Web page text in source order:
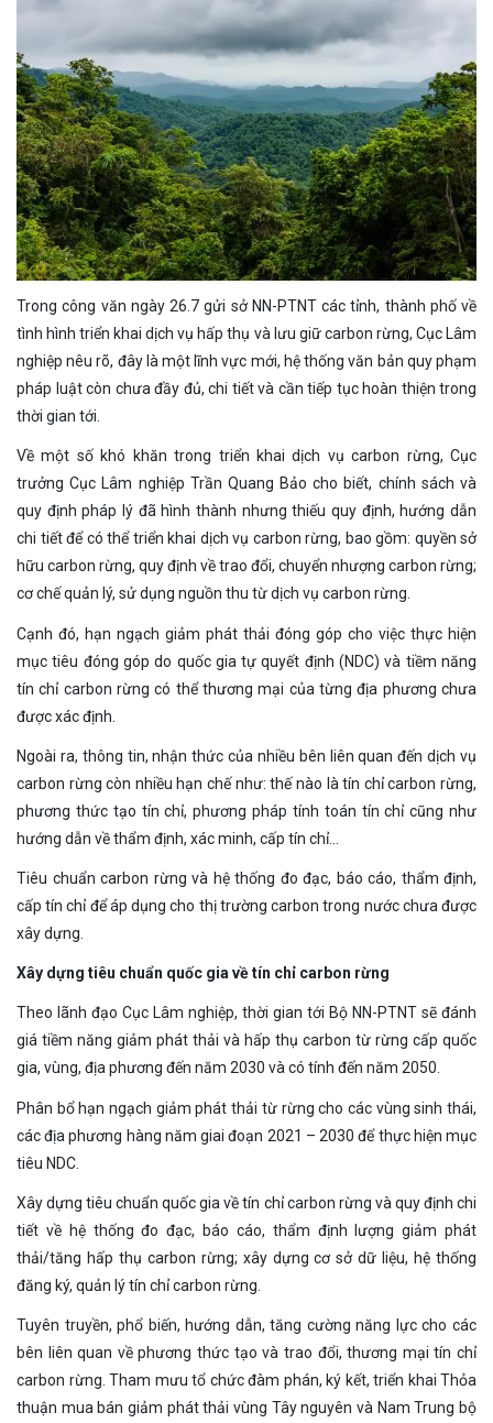
Trong công văn ngày 26.7 gửi sở NN-PTNT các tỉnh, thành phố về
tình hình triển khai dịch vụ hấp thụ và lưu giữ carbon rừng, Cục Lâm
nghiệp nêu rõ, đây là một lĩnh vực mới, hệ thống văn bản quy phạm
pháp luật còn chưa đầy đủ, chi tiết và cần tiếp tục hoàn thiện trong
thời gian tới.
Về một số khó khăn trong triển khai dịch vụ carbon rừng, Cục
trưởng Cục Lâm nghiệp Trần Quang Bảo cho biết, chính sách và
quy định pháp lý đã hình thành nhưng thiếu quy định, hướng dẫn
chi tiết để có thể triển khai dịch vụ carbon rừng, bao gồm: quyền sở
hữu carbon rừng, quy định về trao đổi, chuyển nhượng carbon rừng;
cơ chế quản lý, sử dụng nguồn thu từ dịch vụ carbon rừng.
Cạnh đó, hạn ngạch giảm phát thải đóng góp cho việc thực hiện
mục tiêu đóng góp do quốc gia tự quyết định (NDC) và tiềm năng
tín chỉ carbon rừng có thể thương mại của từng địa phương chưa
được xác định.
Ngoài ra, thông tin, nhận thức của nhiều bên liên quan đến dịch vụ
carbon rừng còn nhiều hạn chế như: thế nào là tín chỉ carbon rừng,
phương thức tạo tín chỉ, phương pháp tính toán tín chỉ cũng như
hướng dẫn về thẩm định, xác minh, cấp tín chỉ…
Tiêu chuẩn carbon rừng và hệ thống đo đạc, báo cáo, thẩm định,
cấp tín chỉ để áp dụng cho thị trường carbon trong nước chưa được
xây dựng.
Xây dựng tiêu chuẩn quốc gia về tín chỉ carbon rừng
Theo lãnh đạo Cục Lâm nghiệp, thời gian tới Bộ NN-PTNT sẽ đánh
giá tiềm năng giảm phát thải và hấp thụ carbon từ rừng cấp quốc
gia, vùng, địa phương đến năm 2030 và có tính đến năm 2050.
Phân bổ hạn ngạch giảm phát thải từ rừng cho các vùng sinh thái,
các địa phương hàng năm giai đoạn 2021 – 2030 để thực hiện mục
tiêu NDC.
Xây dựng tiêu chuẩn quốc gia về tín chỉ carbon rừng và quy định chi
tiết về hệ thống đo đạc, báo cáo, thẩm định lượng giảm phát
thải/tăng hấp thụ carbon rừng; xây dựng cơ sở dữ liệu, hệ thống
đăng ký, quản lý tín chỉ carbon rừng.
Tuyên truyền, phổ biến, hướng dẫn, tăng cường năng lực cho các
bên liên quan về phương thức tạo và trao đổi, thương mại tín chỉ
carbon rừng. Tham mưu tổ chức đàm phán, ký kết, triển khai Thỏa
thuận mua bán giảm phát thải vùng Tây nguyên và Nam Trung bộ